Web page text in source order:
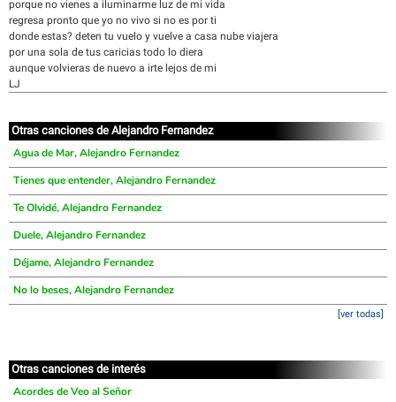
porque no vienes a iluminarme luz de mi vida
regresa pronto que yo no vivo si no es por ti
donde estas? deten tu vuelo y vuelve a casa nube viajera
por una sola de tus caricias todo lo diera
aunque volvieras de nuevo a irte lejos de mi
LJ
Otras canciones de Alejandro Fernandez
Agua de Mar, Alejandro Fernandez
Tienes que entender, Alejandro Fernandez
Te Olvidé, Alejandro Fernandez
Duele, Alejandro Fernandez
Déjame, Alejandro Fernandez
No lo beses, Alejandro Fernandez
[ver todas]
Otras canciones de interés
Acordes de Veo al Señor